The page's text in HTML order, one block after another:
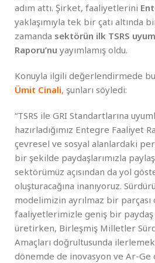
adım attı. Şirket, faaliyetlerini
yaklaşımıyla tek bir çatı altında
zamanda sektörün ilk TSRS
Raporu’nu yayımlamış oldu.
Konuyla ilgili değerlendirmede
Ümit Cinali, şunları söyledi:
“TSRS ile GRI Standartlarına
hazırladığımız Entegre Faaliyet
çevresel ve sosyal alanlardaki
bir şekilde paydaşlarımızla
sektörümüz açısından da yol
oluşturacağına inanıyoruz.
modelimizin ayrılmaz bir
faaliyetlerimizle geniş bir
üretirken, Birleşmiş Milletler
Amaçları doğrultusunda
dönemde de inovasyon ve Ar-Ge